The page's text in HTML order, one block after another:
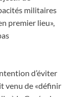
militaires
premier lieu»,
d’éviter
venu de «définir